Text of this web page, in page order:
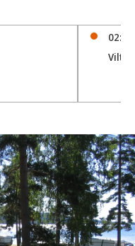
02:15